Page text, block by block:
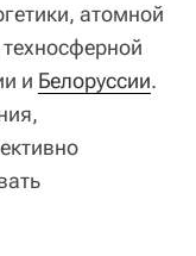
атомной
и Белоруссии.